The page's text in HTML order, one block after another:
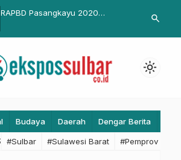
RAPBD Pasangkayu 2020
Pemkab
Pasangkayu
search
light_mode
Budaya Daerah Dengar Berita
#Sulbar #Sulawesi Barat #Pemprov